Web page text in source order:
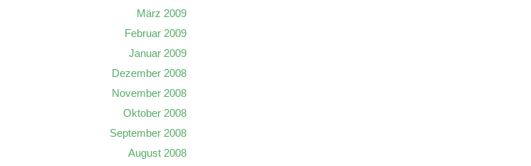
März 2009
Februar 2009
Januar 2009
Dezember 2008
November 2008
Oktober 2008
September 2008
August 2008